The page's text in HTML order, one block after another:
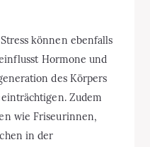
können ebenfalls
Hormone und
des Körpers
Zudem
wie Friseurinnen,
in der